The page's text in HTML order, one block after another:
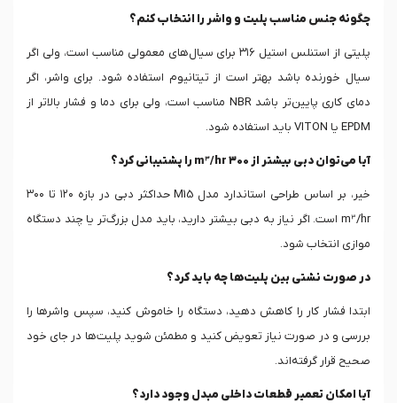
چگونه جنس مناسب پلیت و واشر را انتخاب کنم؟
پلیتی از استنلس استیل ۳۱۶ برای سیال‌های معمولی مناسب است، ولی اگر
سیال خورنده باشد بهتر است از تیتانیوم استفاده شود. برای واشر، اگر
دمای کاری پایین‌تر باشد NBR مناسب است، ولی برای دما و فشار بالاتر از
EPDM یا VITON باید استفاده شود.
آیا می‌توان دبی بیشتر از ۳۰۰ m³/hr را پشتیبانی کرد؟
خیر، بر اساس طراحی استاندارد مدل M15 حداکثر دبی در بازه ۱۲۰ تا ۳۰۰
m³/hr است. اگر نیاز به دبی بیشتر دارید، باید مدل بزرگ‌تر یا چند دستگاه
موازی انتخاب شود.
در صورت نشتی بین پلیت‌ها چه باید کرد؟
ابتدا فشار کار را کاهش دهید، دستگاه را خاموش کنید، سپس واشرها را
بررسی و در صورت نیاز تعویض کنید و مطمئن شوید پلیت‌ها در جای خود
صحیح قرار گرفته‌اند.
آیا امکان تعمیر قطعات داخلی مبدل وجود دارد؟